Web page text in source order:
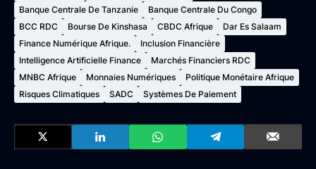
Banque Centrale De Tanzanie
Banque Centrale Du Congo
BCC RDC
Bourse De Kinshasa CBDC Afrique
Dar Es Salaam
Finance Numérique Afrique.
Inclusion Financière
Intelligence Artificielle Finance
Marchés Financiers RDC
MNBC Afrique
Monnaies Numériques
Politique Monétaire Afrique
Risques Climatiques
SADC Systèmes De Paiement